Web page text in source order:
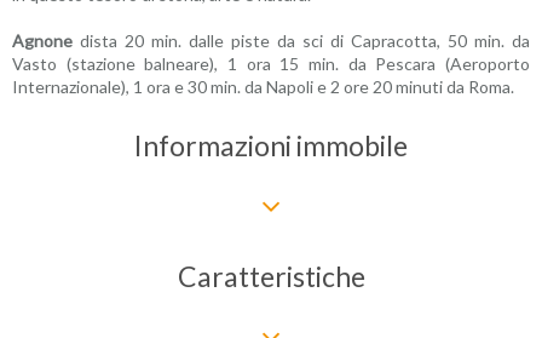
Agnone dista 20 min. dalle piste da sci di Capracotta, 50 min. da
Vasto (stazione balneare), 1 ora 15 min. da Pescara (Aeroporto
Internazionale), 1 ora e 30 min. da Napoli e 2 ore 20 minuti da Roma.
Informazioni immobile
Caratteristiche